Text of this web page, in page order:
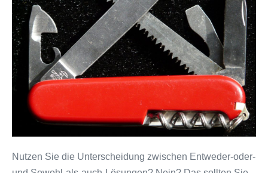
Lösungen:
dieses
Werkzeug
hilft
Ihnen
immer
weiter
Nutzen Sie die Unterscheidung zwischen Entweder-oder-